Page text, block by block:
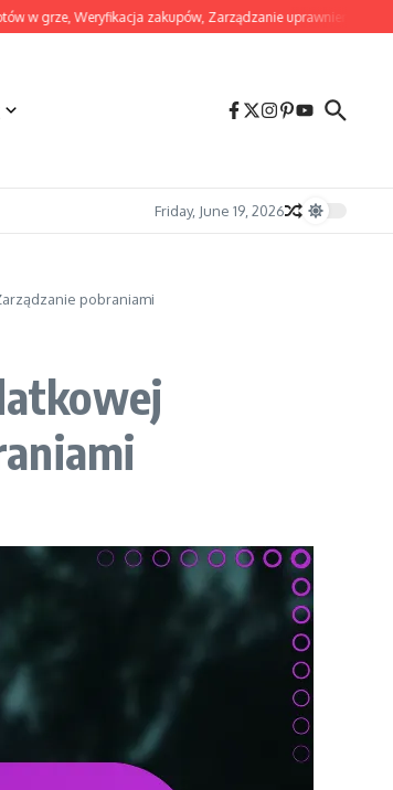
Weryfikacja zakupów, Zarządzanie uprawnieniami
Friday, June 19, 2026
pobraniami